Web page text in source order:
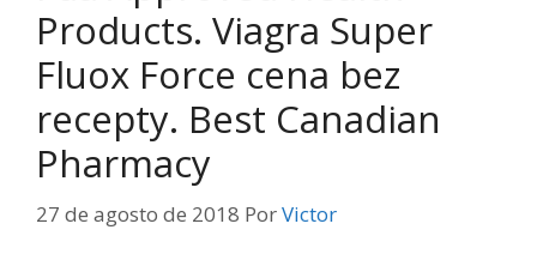
Products. Viagra Super
Fluox Force cena bez
recepty. Best Canadian
Pharmacy
27 de agosto de 2018 PorVictor